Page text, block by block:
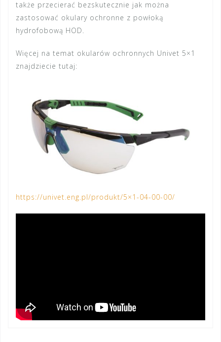
także przecierać bezskutecznie jak można
zastosować okulary ochronne z powłoką
hydrofobową HOD.
Więcej na temat okularów ochronnych Univet 5×1
znajdziecie tutaj:
https://univet.eng.pl/produkt/5×1-04-00-00/